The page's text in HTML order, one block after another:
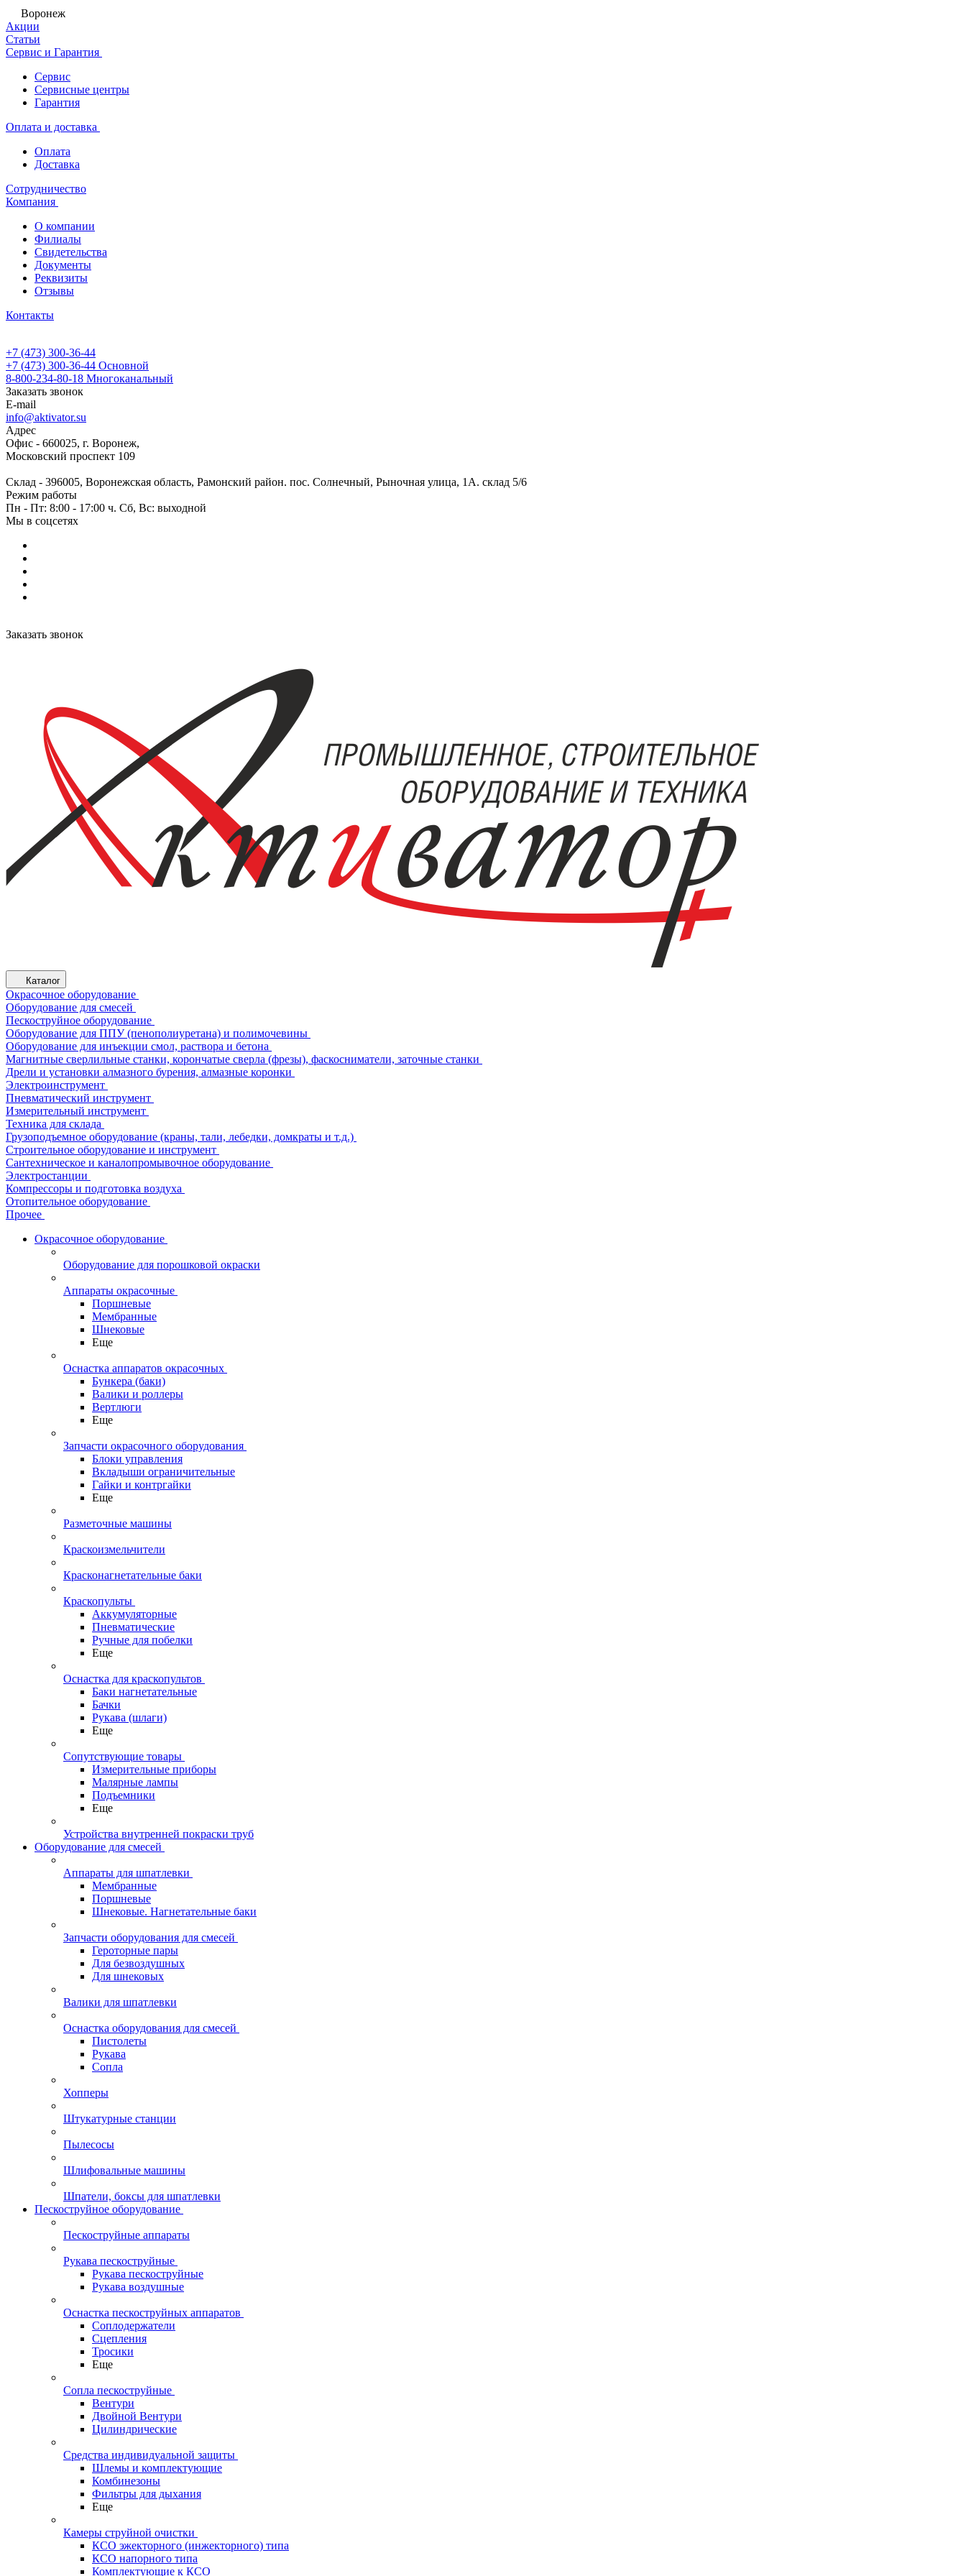
Воронеж
Акции
Статьи
Сервис и Гарантия
Сервис
Сервисные центры
Гарантия
Оплата и доставка
Оплата
Доставка
Сотрудничество
Компания
О компании
Филиалы
Свидетельства
Документы
Реквизиты
Отзывы
Контакты
+7 (473) 300-36-44
+7 (473) 300-36-44 Основной
8-800-234-80-18 Многоканальный
Заказать звонок
E-mail
info@aktivator.su
Адрес
Офис - 660025, г. Воронеж,
Московский проспект 109
Склад - 396005, Воронежская область, Рамонский район. пос. Солнечный, Рыночная улица, 1А. склад 5/6
Режим работы
Пн - Пт: 8:00 - 17:00 ч. Сб, Вс: выходной
Мы в соцсетях
Заказать звонок
Каталог
Окрасочное оборудование
Оборудование для смесей
Пескоструйное оборудование
Оборудование для ППУ (пенополиуретана) и полимочевины
Оборудование для инъекции смол, раствора и бетона
Магнитные сверлильные станки, корончатые сверла (фрезы), фаскосниматели, заточные станки
Дрели и установки алмазного бурения, алмазные коронки
Электроинструмент
Пневматический инструмент
Измерительный инструмент
Техника для склада
Грузоподъемное оборудование (краны, тали, лебедки, домкраты и т.д.)
Строительное оборудование и инструмент
Сантехническое и каналопромывочное оборудование
Электростанции
Компрессоры и подготовка воздуха
Отопительное оборудование
Прочее
Окрасочное оборудование
Оборудование для порошковой окраски
Аппараты окрасочные
Поршневые
Мембранные
Шнековые
Еще
Оснастка аппаратов окрасочных
Бункера (баки)
Валики и роллеры
Вертлюги
Еще
Запчасти окрасочного оборудования
Блоки управления
Вкладыши ограничительные
Гайки и контргайки
Еще
Разметочные машины
Краскоизмельчители
Красконагнетательные баки
Краскопульты
Аккумуляторные
Пневматические
Ручные для побелки
Еще
Оснастка для краскопультов
Баки нагнетательные
Бачки
Рукава (шлаги)
Еще
Сопутствующие товары
Измерительные приборы
Малярные лампы
Подъемники
Еще
Устройства внутренней покраски труб
Оборудование для смесей
Аппараты для шпатлевки
Мембранные
Поршневые
Шнековые. Нагнетательные баки
Запчасти оборудования для смесей
Героторные пары
Для безвоздушных
Для шнековых
Валики для шпатлевки
Оснастка оборудования для смесей
Пистолеты
Рукава
Сопла
Хопперы
Штукатурные станции
Пылесосы
Шлифовальные машины
Шпатели, боксы для шпатлевки
Пескоструйное оборудование
Пескоструйные аппараты
Рукава пескоструйные
Рукава пескоструйные
Рукава воздушные
Оснастка пескоструйных аппаратов
Соплодержатели
Сцепления
Тросики
Еще
Сопла пескоструйные
Вентури
Двойной Вентури
Цилиндрические
Средства индивидуальной защиты
Шлемы и комплектующие
Комбинезоны
Фильтры для дыхания
Еще
Камеры струйной очистки
КСО эжекторного (инжекторного) типа
КСО напорного типа
Комплектующие к КСО